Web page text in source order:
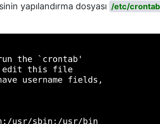
yapılandırma dosyası /etc/crontab